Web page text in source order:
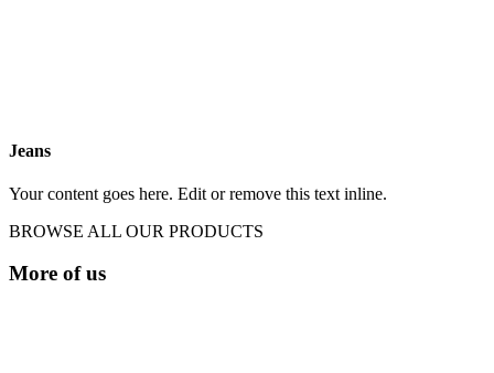
Jeans
Your content goes here. Edit or remove this text inline.
BROWSE ALL OUR PRODUCTS
More of us